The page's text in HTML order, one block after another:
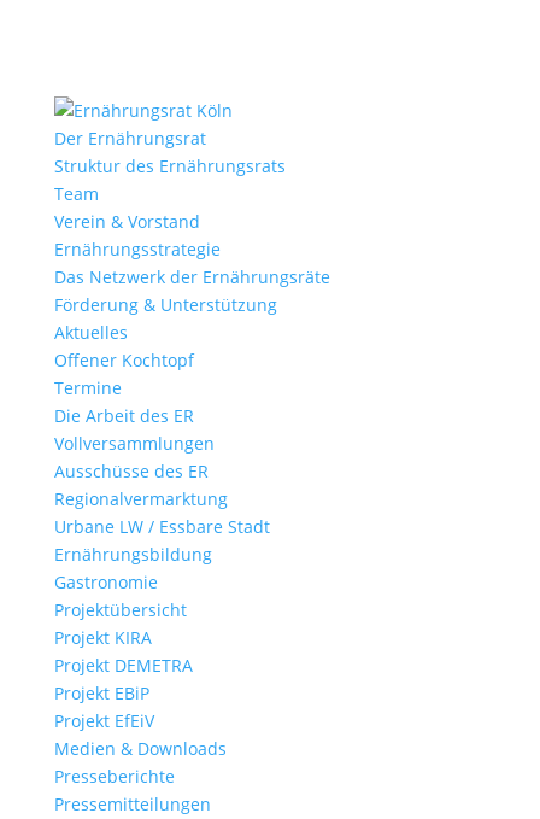
Der Ernährungsrat
Struktur des Ernährungsrats
Team
Verein & Vorstand
Ernährungs­strategie
Das Netzwerk der Ernährungsräte
Förderung & Unterstützung
Aktuelles
Offener Kochtopf
Termine
Die Arbeit des ER
Vollversammlungen
Ausschüsse des ER
Regional­vermarktung
Urbane LW / Essbare Stadt
Ernährungsbildung
Gastronomie
Projektübersicht
Projekt KIRA
Projekt DEMETRA
Projekt EBiP
Projekt EfEiV
Medien & Downloads
Presseberichte
Pressemitteilungen